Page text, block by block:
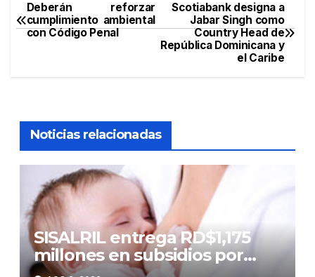
Navegación
de
Scotiabank designa a
Jabar Singh como
Country Head de
República Dominicana y
el Caribe
Deberán reforzar
cumplimiento ambiental
con Código Penal
Noticias relacionadas
SISALRIL entrega RD$1,175
millones en subsidios por
lactancia a madres